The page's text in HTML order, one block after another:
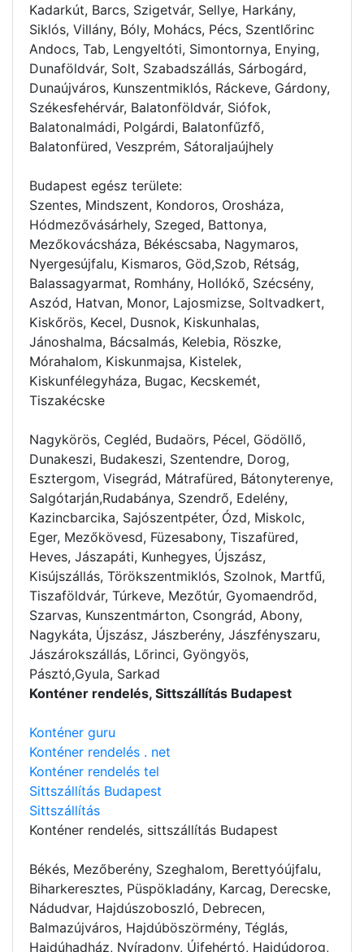
Kadarkút, Barcs, Szigetvár, Sellye, Harkány,
Siklós, Villány, Bóly, Mohács, Pécs, Szentlőrinc
Andocs, Tab, Lengyeltóti, Simontornya, Enying,
Dunaföldvár, Solt, Szabadszállás, Sárbogárd,
Dunaújváros, Kunszentmiklós, Ráckeve, Gárdony,
Székesfehérvár, Balatonföldvár, Siófok,
Balatonalmádi, Polgárdi, Balatonfűzfő,
Balatonfüred, Veszprém, Sátoraljaújhely
Budapest egész területe:
Szentes, Mindszent, Kondoros, Orosháza,
Hódmezővásárhely, Szeged, Battonya,
Mezőkovácsháza, Békéscsaba, Nagymaros,
Nyergesújfalu, Kismaros, Göd,Szob, Rétság,
Balassagyarmat, Romhány, Hollókő, Szécsény,
Aszód, Hatvan, Monor, Lajosmizse, Soltvadkert,
Kiskőrös, Kecel, Dusnok, Kiskunhalas,
Jánoshalma, Bácsalmás, Kelebia, Röszke,
Mórahalom, Kiskunmajsa, Kistelek,
Kiskunfélegyháza, Bugac, Kecskemét,
Tiszakécske
Nagykörös, Cegléd, Budaörs, Pécel, Gödöllő,
Dunakeszi, Budakeszi, Szentendre, Dorog,
Esztergom, Visegrád, Mátrafüred, Bátonyterenye,
Salgótarján,Rudabánya, Szendrő, Edelény,
Kazincbarcika, Sajószentpéter, Ózd, Miskolc,
Eger, Mezőkövesd, Füzesabony, Tiszafüred,
Heves, Jászapáti, Kunhegyes, Újszász,
Kisújszállás, Törökszentmiklós, Szolnok, Martfű,
Tiszaföldvár, Túrkeve, Mezőtúr, Gyomaendrőd,
Szarvas, Kunszentmárton, Csongrád, Abony,
Nagykáta, Újszász, Jászberény, Jászfényszaru,
Jászárokszállás, Lőrinci, Gyöngyös,
Pásztó,Gyula, Sarkad
Konténer rendelés, Sittszállítás Budapest
Konténer guru
Konténer rendelés . net
Konténer rendelés tel
Sittszállítás Budapest
Sittszállítás
Konténer rendelés, sittszállítás Budapest
Békés, Mezőberény, Szeghalom, Berettyóújfalu,
Biharkeresztes, Püspökladány, Karcag, Derecske,
Nádudvar, Hajdúszoboszló, Debrecen,
Balmazújváros, Hajdúböszörmény, Téglás,
Hajdúhadház, Nyíradony, Újfehértó, Hajdúdorog,